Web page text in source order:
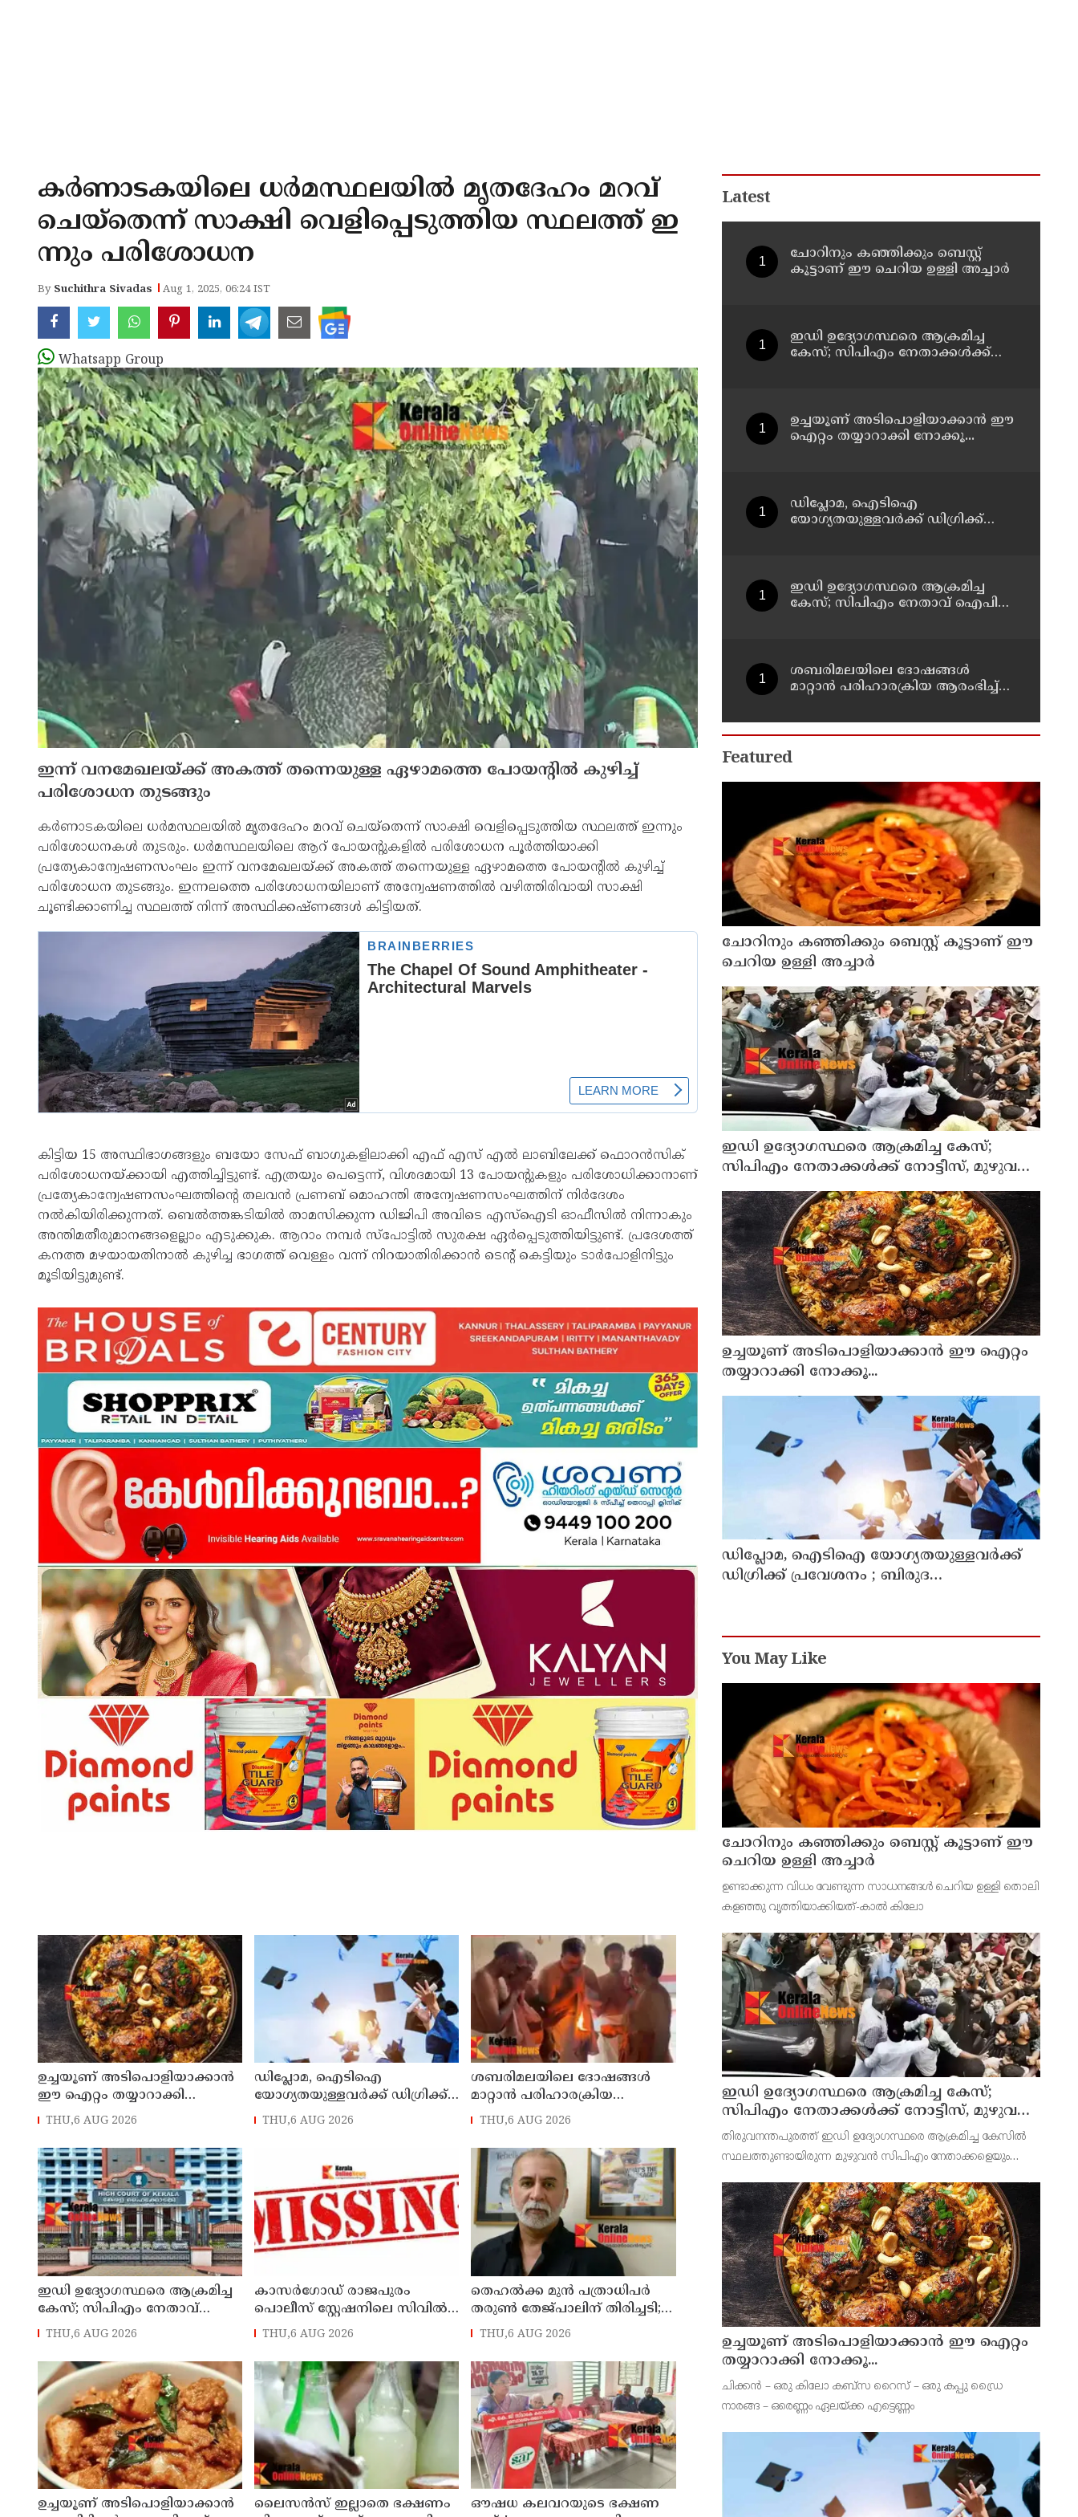
കര്‍ണാടകയിലെ ധര്‍മസ്ഥലയില്‍ മൃതദേഹം മറവ്
ചെയ്‌തെന്ന് സാക്ഷി വെളിപ്പെടുത്തിയ സ്ഥലത്ത് ഇ
ന്നും പരിശോധന
By Suchithra Sivadas Aug 1, 2025, 06:24 IST
Whatsapp Group
ഇന്ന് വനമേഖലയ്ക്ക് അകത്ത് തന്നെയുള്ള ഏഴാമത്തെ പോയന്റില്‍ കുഴിച്ച്
പരിശോധന തുടങ്ങും
കര്‍ണാടകയിലെ ധര്‍മസ്ഥലയില്‍ മൃതദേഹം മറവ് ചെയ്‌തെന്ന് സാക്ഷി വെളിപ്പെടുത്തിയ സ്ഥലത്ത് ഇന്നും
പരിശോധനകള്‍ തുടരും. ധര്‍മസ്ഥലയിലെ ആറ് പോയന്റുകളില്‍ പരിശോധന പൂര്‍ത്തിയാക്കി
പ്രത്യേകാന്വേഷണസംഘം ഇന്ന് വനമേഖലയ്ക്ക് അകത്ത് തന്നെയുള്ള ഏഴാമത്തെ പോയന്റില്‍ കുഴിച്ച്
പരിശോധന തുടങ്ങും. ഇന്നലത്തെ പരിശോധനയിലാണ് അന്വേഷണത്തില്‍ വഴിത്തിരിവായി സാക്ഷി
ചൂണ്ടിക്കാണിച്ച സ്ഥലത്ത് നിന്ന് അസ്ഥിക്കഷ്ണങ്ങള്‍ കിട്ടിയത്.
കിട്ടിയ 15 അസ്ഥിഭാഗങ്ങളും ബയോ സേഫ് ബാഗുകളിലാക്കി എഫ് എസ് എല്‍ ലാബിലേക്ക് ഫൊറന്‍സിക്
പരിശോധനയ്ക്കായി എത്തിച്ചിട്ടുണ്ട്. എത്രയും പെട്ടെന്ന്, വിശദമായി 13 പോയന്റുകളും പരിശോധിക്കാനാണ്
പ്രത്യേകാന്വേഷണസംഘത്തിന്റെ തലവന്‍ പ്രണബ് മൊഹന്തി അന്വേഷണസംഘത്തിന് നിര്‍ദേശം
നല്‍കിയിരിക്കുന്നത്. ബെല്‍ത്തങ്കടിയില്‍ താമസിക്കുന്ന ഡിജിപി അവിടെ എസ്‌ഐടി ഓഫീസില്‍ നിന്നാകും
അന്തിമതീരുമാനങ്ങളെല്ലാം എടുക്കുക. ആറാം നമ്പര്‍ സ്‌പോട്ടില്‍ സുരക്ഷ ഏര്‍പ്പെടുത്തിയിട്ടുണ്ട്. പ്രദേശത്ത്
കനത്ത മഴയായതിനാല്‍ കുഴിച്ച ഭാഗത്ത് വെള്ളം വന്ന് നിറയാതിരിക്കാന്‍ ടെന്റ് കെട്ടിയും ടാര്‍പോളിനിട്ടും
മൂടിയിട്ടുമുണ്ട്.
ഉച്ചയൂണ് അടിപൊളിയാക്കാൻ
ഈ ഐറ്റം തയ്യാറാക്കി
നോക്കൂ...
THU,6 AUG 2026
ഡിപ്ലോമ, ഐടിഐ
യോഗ്യതയുള്ളവര്‍ക്ക് ഡിഗ്രിക്ക്
പ്രവേശനം ; ബിരുദ
പുറത്തിറക്കി ഉന്നത വിദ്യാഭ്യാസ
വകുപ്പ്
THU,6 AUG 2026
ശബരിമലയിലെ ദോഷങ്ങൾ
മാറ്റാൻ പരിഹാരക്രിയ
ആരംഭിച്ച് ദേവസ്വം; 25
THU,6 AUG 2026
ഇഡി ഉദ്യോഗസ്ഥരെ ആക്രമിച്ച
കേസ്; സിപിഎം നേതാവ്
ഐപി ബിനു അടക്കം ആറു
പേർക്ക് കൂടി ജാമ്യം
THU,6 AUG 2026
കാസർഗോഡ് രാജപുരം
പൊലീസ് സ്റ്റേഷനിലെ സിവില്‍
പൊലീസ് ഓഫീസാറെ
കാണാനില്ലെന്ന് പരാതി
THU,6 AUG 2026
തെഹല്‍ക്ക മുന്‍ പത്രാധിപര്‍
തരുൺ തേജ്പാലിന് തിരിച്ചടി;
ബലാത്സംഗ കേസില്‍
കുറ്റക്കാരന്‍
THU,6 AUG 2026
ഉച്ചയൂണ് അടിപൊളിയാക്കാൻ
ലൈസന്‍സ് ഇല്ലാതെ ഭക്ഷണം
ഔഷധ കലവറയുടെ ഭക്ഷണ
Latest
ചോറിനും കഞ്ഞിക്കും ബെസ്റ്റ്
കൂട്ടാണ് ഈ ചെറിയ ഉള്ളി അച്ചാർ
ഇഡി ഉദ്യോഗസ്ഥരെ ആക്രമിച്ച
കേസ്; സിപിഎം നേതാക്കൾക്ക്
ഉച്ചയൂണ് അടിപൊളിയാക്കാൻ ഈ
ഐറ്റം തയ്യാറാക്കി നോക്കൂ...
ഡിപ്ലോമ, ഐടിഐ
യോഗ്യതയുള്ളവര്‍ക്ക് ഡിഗ്രിക്ക്
പുറത്തിറക്കി ഉന്നത വിദ്യാഭ്യാസ
വകുപ്പ്
ഇഡി ഉദ്യോഗസ്ഥരെ ആക്രമിച്ച
കേസ്; സിപിഎം നേതാവ് ഐപി
ശബരിമലയിലെ ദോഷങ്ങൾ
മാറ്റാൻ പരിഹാരക്രിയ ആരംഭിച്ച്
പ്രത്യേക പൂജ
Featured
ചോറിനും കഞ്ഞിക്കും ബെസ്റ്റ് കൂട്ടാണ് ഈ
ചെറിയ ഉള്ളി അച്ചാർ
ഇഡി ഉദ്യോഗസ്ഥരെ ആക്രമിച്ച കേസ്;
സിപിഎം നേതാക്കൾക്ക് നോട്ടീസ്, മുഴുവൻ
പേരെയും ചോദ്യം ചെയ്യും
ഉച്ചയൂണ് അടിപൊളിയാക്കാൻ ഈ ഐറ്റം
തയ്യാറാക്കി നോക്കൂ...
ഡിപ്ലോമ, ഐടിഐ യോഗ്യതയുള്ളവര്‍ക്ക്
ഡിഗ്രിക്ക് പ്രവേശനം ; ബിരുദ
വകുപ്പ്
You May Like
ചോറിനും കഞ്ഞിക്കും ബെസ്റ്റ് കൂട്ടാണ് ഈ
ചെറിയ ഉള്ളി അച്ചാർ
ഉണ്ടാക്കുന്ന വിധം വേണ്ടുന്ന സാധനങ്ങള്‍ ചെറിയ ഉള്ളി തൊലി
കളഞ്ഞു വൃത്തിയാക്കിയത്-കാല്‍ കിലോ
ഇഡി ഉദ്യോഗസ്ഥരെ ആക്രമിച്ച കേസ്;
സിപിഎം നേതാക്കൾക്ക് നോട്ടീസ്, മുഴുവൻ
പേരെയും ചോദ്യം ചെയ്യും
തിരുവനന്തപുരത്ത് ഇഡി ഉദ്യോഗസ്ഥരെ ആക്രമിച്ച കേസില്‍
സ്ഥലത്തുണ്ടായിരുന്ന മുഴുവൻ സിപിഎം നേതാക്കളെയും
സിപിഐഎം സംസ്ഥാന സെക്രട്ടറി എം വി ഗോവിന്ദൻ, ജോ
ഉച്ചയൂണ് അടിപൊളിയാക്കാൻ ഈ ഐറ്റം
തയ്യാറാക്കി നോക്കൂ...
ചിക്കന്‍ – ഒരു കിലോ കബ്സ റൈസ് – ഒരു കപ്പു ഡ്രൈ
നാരങ്ങ – ഒരെണ്ണം ഏലയ്ക്ക എട്ടെണ്ണം